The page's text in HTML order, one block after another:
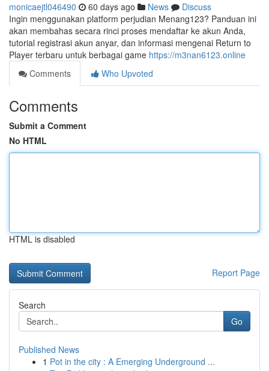
monicaejtl046490 60 days ago News
Discuss
Ingin menggunakan platform perjudian Menang123? Panduan ini
akan membahas secara rinci proses mendaftar ke akun Anda,
tutorial registrasi akun anyar, dan informasi mengenai Return to
Player terbaru untuk berbagai game https://m3nan6123.online
Comments
Who Upvoted
Comments
Submit a Comment
No HTML
HTML is disabled
Report Page
Search
Go
Published News
1 Pot in the city : A Emerging Underground ...